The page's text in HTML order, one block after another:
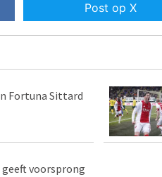
Post op X
Fortuna Sittard
geeft voorsprong